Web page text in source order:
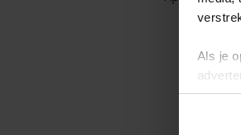
Als je